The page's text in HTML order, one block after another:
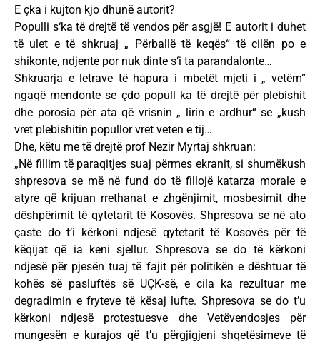
E çka i kujton kjo dhunë autorit?
Populli s‘ka të drejtë të vendos për asgjë! E autorit i duhet
të ulet e të shkruaj „ Përballë të keqës“ të cilën po e
shikonte, ndjente por nuk dinte s‘i ta parandalonte…
Shkruarja e letrave të hapura i mbetët mjeti i „ vetëm“
ngaqë mendonte se çdo popull ka të drejtë për plebishit
dhe porosia për ata që vrisnin „ lirin e ardhur“ se „kush
vret plebishitin popullor vret veten e tij…
Dhe, këtu me të drejtë prof Nezir Myrtaj shkruan:
„Në fillim të paraqitjes suaj përmes ekranit, si shumëkush
shpresova se më në fund do të fillojë katarza morale e
atyre që krijuan rrethanat e zhgënjimit, mosbesimit dhe
dëshpërimit të qytetarit të Kosovës. Shpresova se në ato
çaste do t’i kërkoni ndjesë qytetarit të Kosovës për të
këqijat që ia keni sjellur. Shpresova se do të kërkoni
ndjesë për pjesën tuaj të fajit për politikën e dështuar të
kohës së pasluftës së UÇK-së, e cila ka rezultuar me
degradimin e fryteve të kësaj lufte. Shpresova se do t’u
kërkoni ndjesë protestuesve dhe Vetëvendosjes për
mungesën e kurajos që t’u përgjigjeni shqetësimeve të